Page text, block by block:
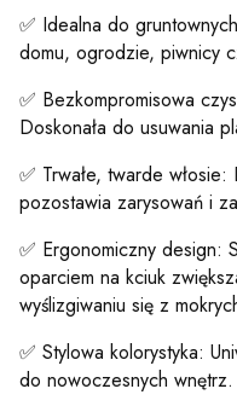
✅ Idealna do
domu, ogrodzie, piwnicy
✅ Bezkompromisowa
Doskonała do usuwania
✅ Trwałe, twarde
pozostawia zarysowań i
✅ Ergonomiczny design:
oparciem na kciuk
wyślizgiwaniu się z
✅ Stylowa kolorystyka:
do nowoczesnych wnętrz.